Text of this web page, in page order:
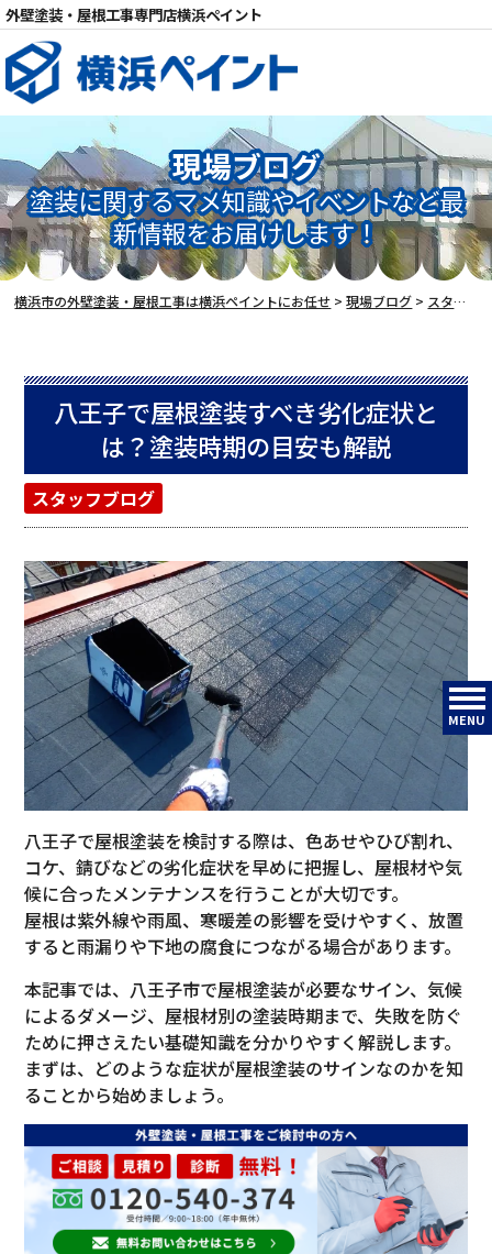
外壁塗装・屋根工事専門店横浜ペイント
電話
MENU
現場ブログ
塗装に関するマメ知識やイベントなど最
新情報をお届けします！
横浜市の外壁塗装・屋根工事は横浜ペイントにお任せ >現場ブログ > スタッフブログ
八王子で屋根塗装すべき劣化症状と
は？塗装時期の目安も解説
スタッフブログ
八王子で屋根塗装を検討する際は、色あせやひび割れ、
コケ、錆びなどの劣化症状を早めに把握し、屋根材や気
候に合ったメンテナンスを行うことが大切です。
屋根は紫外線や雨風、寒暖差の影響を受けやすく、放置
すると雨漏りや下地の腐食につながる場合があります。
本記事では、八王子市で屋根塗装が必要なサイン、気候
によるダメージ、屋根材別の塗装時期まで、失敗を防ぐ
ために押さえたい基礎知識を分かりやすく解説します。
まずは、どのような症状が屋根塗装のサインなのかを知
ることから始めましょう。